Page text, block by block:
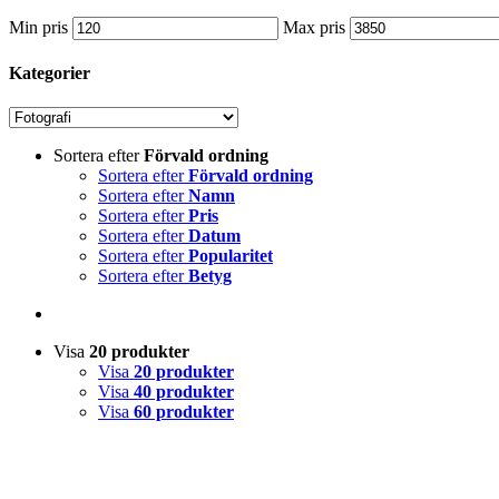
Min pris Max pris
Kategorier
Sortera efterFörvald ordning
Sortera efterFörvald ordning
Sortera efterNamn
Sortera efterPris
Sortera efterDatum
Sortera efterPopularitet
Sortera efterBetyg
Visa 20 produkter
Visa 20 produkter
Visa 40 produkter
Visa 60 produkter